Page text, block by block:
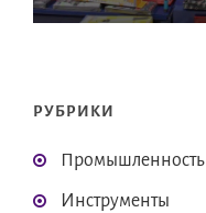
РУБРИКИ
Промышленность
Инструменты